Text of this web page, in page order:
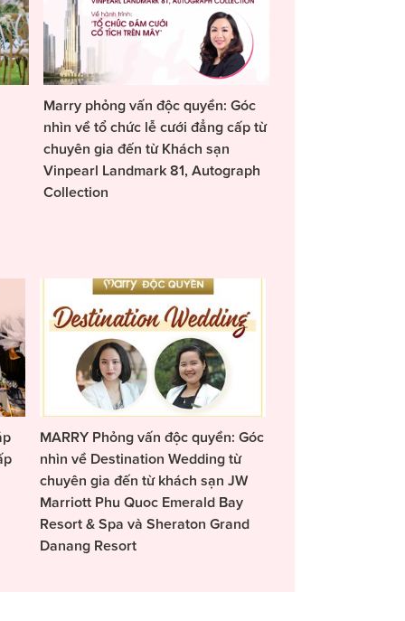
Marry phỏng vấn độc quyền: Góc
nhìn về tổ chức lễ cưới đẳng cấp từ
chuyên gia đến từ Khách sạn
Vinpearl Landmark 81, Autograph
Collection
MARRY Phỏng vấn độc quyền: Góc
nhìn về Destination Wedding từ
chuyên gia đến từ khách sạn JW
Marriott Phu Quoc Emerald Bay
Resort & Spa và Sheraton Grand
Danang Resort